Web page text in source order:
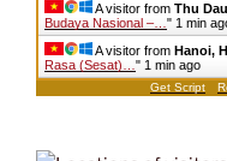
A visitor from Thu
Budaya Nasional –… " 1 min
A visitor from Hanoi,
Rasa (Sesat)… " 1 min ago
Get Script